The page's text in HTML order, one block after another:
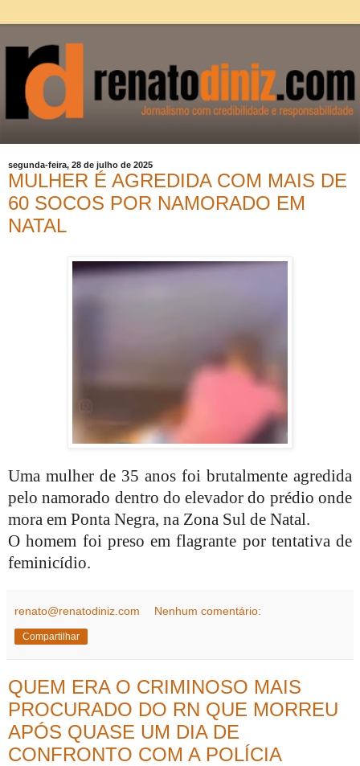
segunda-feira, 28 de julho de 2025
MULHER É AGREDIDA COM MAIS DE
60 SOCOS POR NAMORADO EM
NATAL
Uma mulher de 35 anos foi brutalmente agredida
pelo namorado dentro do elevador do prédio onde
mora em Ponta Negra, na Zona Sul de Natal.
O homem foi preso em flagrante por tentativa de
feminicídio.
renato@renatodiniz.com Nenhum comentário:
Compartilhar
QUEM ERA O CRIMINOSO MAIS
PROCURADO DO RN QUE MORREU
APÓS QUASE UM DIA DE
CONFRONTO COM A POLÍCIA